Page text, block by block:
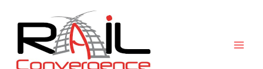
contenu